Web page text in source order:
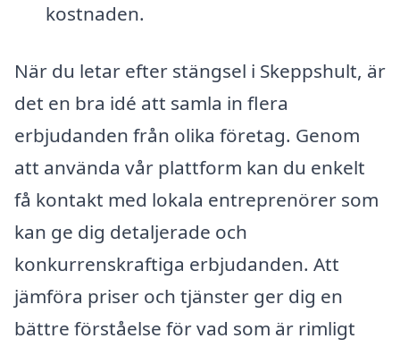
kostnaden.
När du letar efter stängsel i Skeppshult, är
det en bra idé att samla in flera
erbjudanden från olika företag. Genom
att använda vår plattform kan du enkelt
få kontakt med lokala entreprenörer som
kan ge dig detaljerade och
konkurrenskraftiga erbjudanden. Att
jämföra priser och tjänster ger dig en
bättre förståelse för vad som är rimligt